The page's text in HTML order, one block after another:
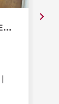
À vendre APPARTEMENT EN DUPLEX 4 CHAMBRES ET JARDIN CENTRE...